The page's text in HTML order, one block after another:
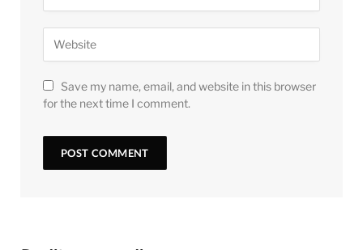
Save my name, email, and website in this browser
for the next time I comment.